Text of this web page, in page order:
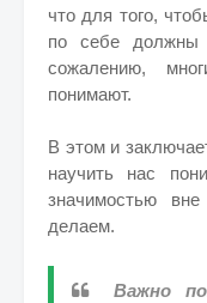
что для того,
по себе должны
сожалению,
понимают.
В этом и
научить нас
значимостью
делаем.
Важно